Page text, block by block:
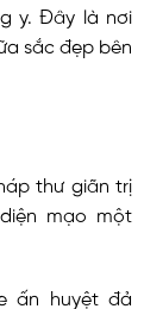
y. Đây là nơi
sắc đẹp bên
thư giãn trị
mạo một
ấn huyệt đả